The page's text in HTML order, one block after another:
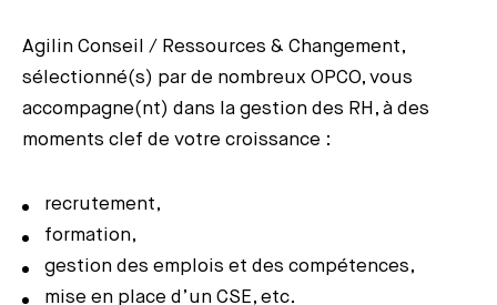
Agilin Conseil / Ressources & Changement,
sélectionné(s) par de nombreux OPCO, vous
accompagne(nt) dans la gestion des RH, à des
moments clef de votre croissance :
recrutement,
formation,
gestion des emplois et des compétences,
mise en place d’un CSE, etc.